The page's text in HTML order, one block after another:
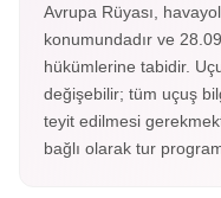
Avrupa Rüyası,
konumundadır ve
hükümlerine tabidir.
değişebilir; tüm uçuş
teyit edilmesi
bağlı olarak tur